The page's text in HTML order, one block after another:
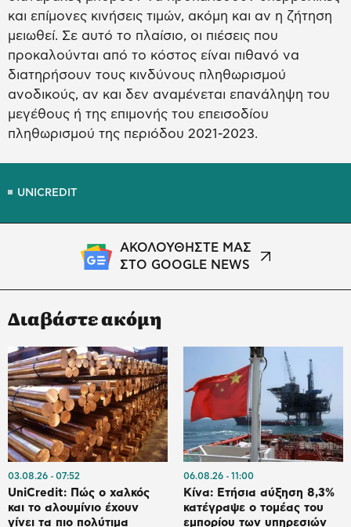
και επίμονες κινήσεις τιμών, ακόμη και αν η ζήτηση
μειωθεί. Σε αυτό το πλαίσιο, οι πιέσεις που
προκαλούνται από το κόστος είναι πιθανό να
διατηρήσουν τους κινδύνους πληθωρισμού
ανοδικούς, αν και δεν αναμένεται επανάληψη του
μεγέθους ή της επιμονής του επεισοδίου
πληθωρισμού της περιόδου 2021-2023.
UNICREDIT
ΑΚΟΛΟΥΘΗΣΤΕ ΜΑΣ
ΣΤΟ GOOGLE NEWS
Διαβάστε ακόμη
03.08.26 07:52
UniCredit: Πώς ο χαλκός
και το αλουμίνιο έχουν
γίνει τα πιο πολύτιμα
06.08.26 11:00
Κίνα: Ετήσια αύξηση 8,3%
κατέγραψε ο τομέας του
εμπορίου των υπηρεσιών